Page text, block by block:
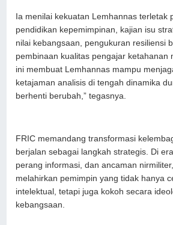
Ia menilai kekuatan Lemhannas terletak
pendidikan kepemimpinan, kajian isu
nilai kebangsaan, pengukuran resiliensi
pembinaan kualitas pengajar ketahanan
ini membuat Lemhannas mampu
ketajaman analisis di tengah dinamika
berhenti berubah,” tegasnya.
FRIC memandang transformasi
berjalan sebagai langkah strategis. Di
perang informasi, dan ancaman
melahirkan pemimpin yang tidak hanya
intelektual, tetapi juga kokoh secara
kebangsaan.